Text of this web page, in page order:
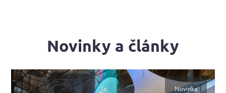
Novinky a články
Novinka